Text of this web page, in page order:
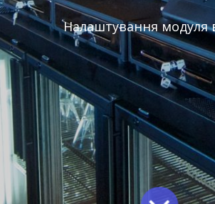
Налаштування модуля